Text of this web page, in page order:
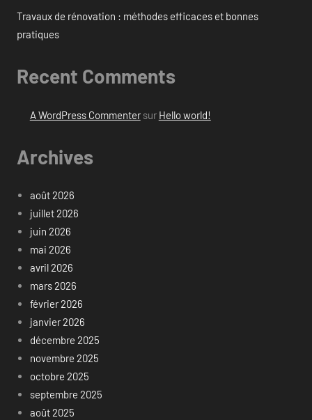
Travaux de rénovation : méthodes efficaces et bonnes
pratiques
Recent Comments
A WordPress Commentersur Hello world!
Archives
août 2026
juillet 2026
juin 2026
mai 2026
avril 2026
mars 2026
février 2026
janvier 2026
décembre 2025
novembre 2025
octobre 2025
septembre 2025
août 2025